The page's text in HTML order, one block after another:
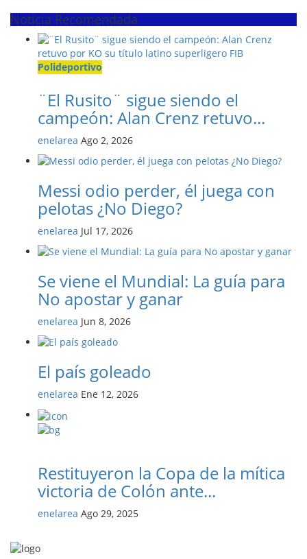
Noticia Recomendada
Polideportivo
¨El Rusito¨ sigue siendo el
campeón: Alan Crenz retuvo...
enelarea Ago 2, 2026
Messi odio perder, él juega con
pelotas ¿No Diego?
enelarea Jul 17, 2026
Se viene el Mundial: La guía para
No apostar y ganar
enelarea Jun 8, 2026
El país goleado
enelarea Ene 12, 2026
Restituyeron la Copa de la mítica
victoria de Colón ante...
enelarea Ago 29, 2025